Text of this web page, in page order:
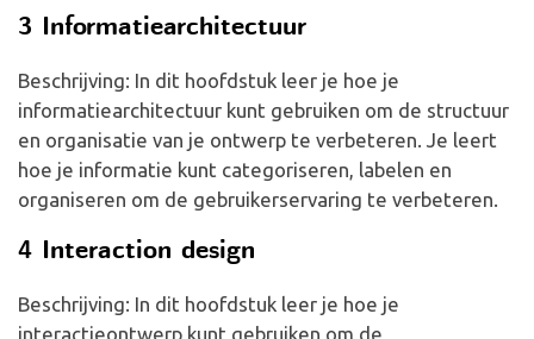
3 Informatiearchitectuur
Beschrijving: In dit hoofdstuk leer je hoe je
informatiearchitectuur kunt gebruiken om de structuur
en organisatie van je ontwerp te verbeteren. Je leert
hoe je informatie kunt categoriseren, labelen en
organiseren om de gebruikerservaring te verbeteren.
4 Interaction design
Beschrijving: In dit hoofdstuk leer je hoe je
interactieontwerp kunt gebruiken om de